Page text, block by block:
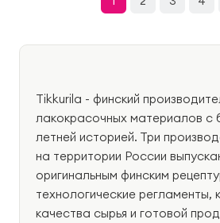
Tikkurila - финский
лакокрасочных материалов с
летней историей. Три
на территории России
оригинальным финским
технологические регламенты,
качества сырья и готовой